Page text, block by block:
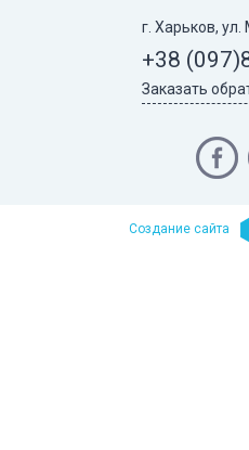
г. Харьков,
+38 (097)
Заказать
Cоздание сайта